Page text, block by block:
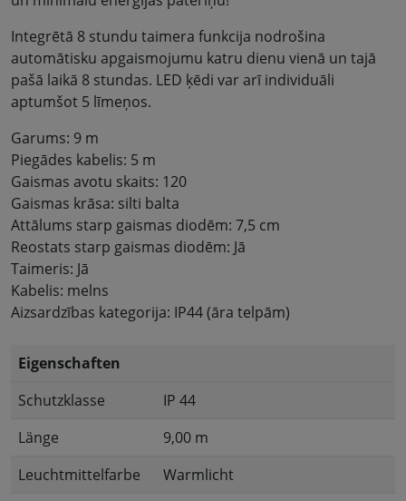
Integrētā 8 stundu taimera funkcija nodrošina
automātisku apgaismojumu katru dienu vienā un tajā
pašā laikā 8 stundas. LED ķēdi var arī individuāli
aptumšot 5 līmeņos.
Garums: 9 m
Piegādes kabelis: 5 m
Gaismas avotu skaits: 120
Gaismas krāsa: silti balta
Attālums starp gaismas diodēm: 7,5 cm
Reostats starp gaismas diodēm: Jā
Taimeris: Jā
Kabelis: melns
Aizsardzības kategorija: IP44 (āra telpām)
Eigenschaften
Schutzklasse
IP 44
Länge
9,00 m
Leuchtmittelfarbe
Warmlicht